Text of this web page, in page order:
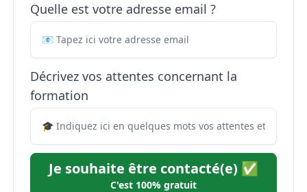
Quelle est votre adresse email ?
Décrivez vos attentes concernant la
formation
Je souhaite être contacté(e) ✅
C'est 100% gratuit